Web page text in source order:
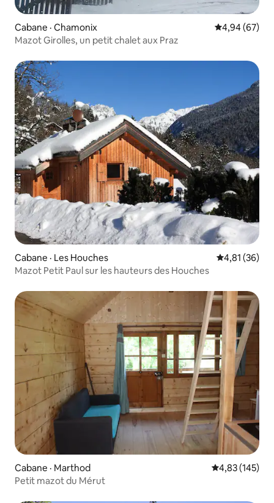
Cabane · Chamonix Note
4,94 (67)
Mazot Girolles, un petit chalet aux Praz
Cabane · Les Houches Note
4,81 (36)
Mazot Petit Paul sur les hauteurs des Houches
Cabane · Marthod Note
4,83 (145)
Petit mazot du Mérut